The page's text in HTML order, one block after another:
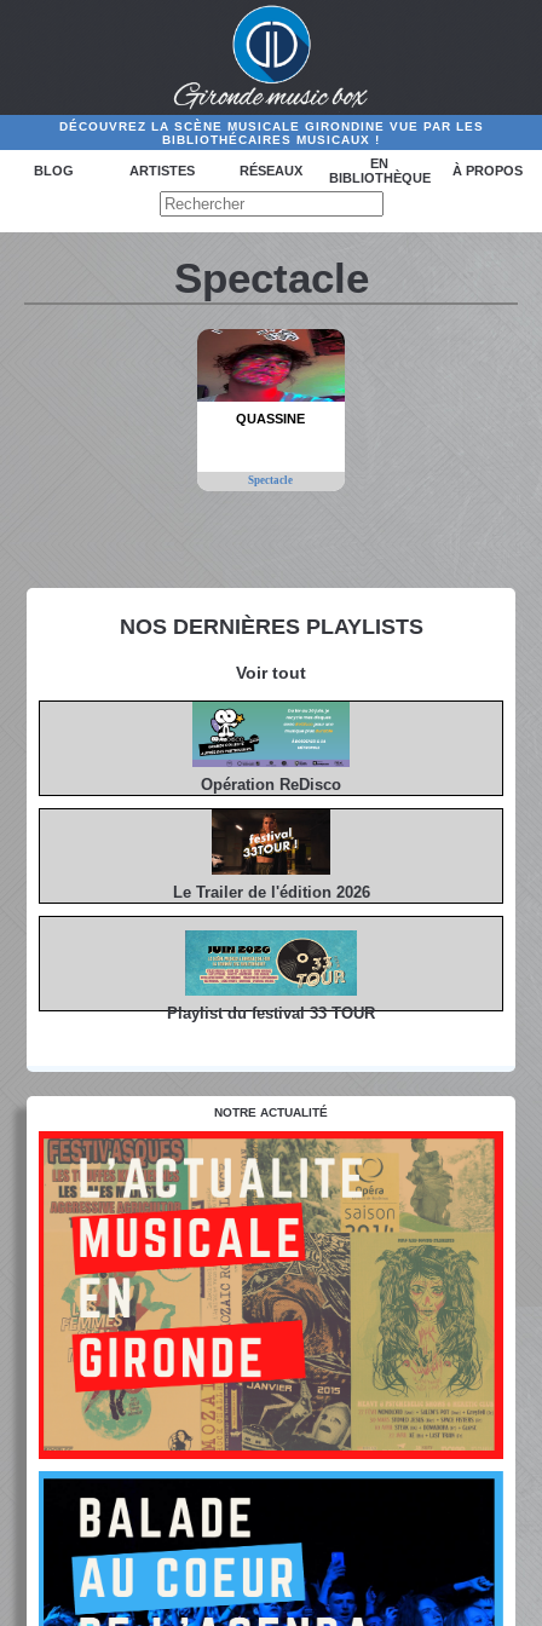
DÉCOUVREZ LA SCÈNE MUSICALE GIRONDINE VUE PAR LES
BIBLIOTHÉCAIRES MUSICAUX !
BLOG ARTISTES RÉSEAUX
EN
BIBLIOTHÈQUE
À PROPOS
NOS DERNIÈRES PLAYLISTS
Voir tout
Opération ReDisco
Le Trailer de l'édition 2026
Playlist du festival 33 TOUR
Spectacle
QUASSINE
Spectacle
NOTRE ACTUALITÉ